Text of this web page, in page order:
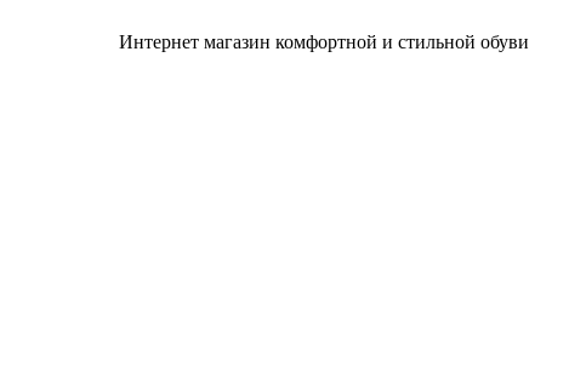
Интернет магазин комфортной и стильной обуви